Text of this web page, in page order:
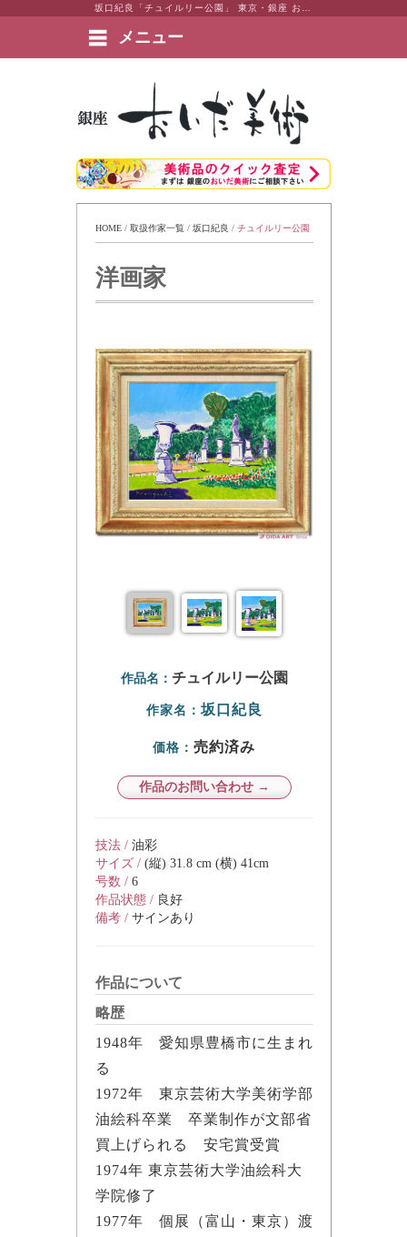
メニュー
絵画など美術品の販売と買取 | 東京・銀座 おいだ美術
HOME / 取扱作家一覧 / 坂口紀良 / チュイルリー公園
洋画家
作品名： チュイルリー公園
作家名： 坂口紀良
価格： 売約済み
作品のお問い合わせ →
技法 / 油彩
サイズ / (縦) 31.8 cm (横) 41cm
号数 / 6
作品状態 / 良好
備考 / サインあり
作品について
略歴
1948年 愛知県豊橋市に生まれ
る
1972年 東京芸術大学美術学部
油絵科卒業 卒業制作が文部省
買上げられる 安宅賞受賞
1974年 東京芸術大学油絵科大
学院修了
1977年 個展（富山・東京）渡